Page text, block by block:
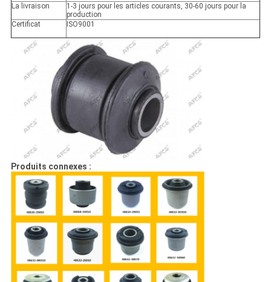
La livraison
1-3 jours pour les articles courants, 30-60 jours pour la
production
Certificat
ISO9001
Produits connexes :